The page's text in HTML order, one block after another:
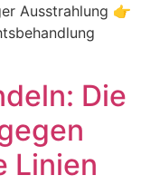
Ausstrahlung 👉
Die
Linien